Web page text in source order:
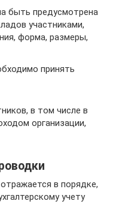
быть предусмотрена
участниками,
форма, размеры,
принять
в том числе в
организации,
в порядке,
учету